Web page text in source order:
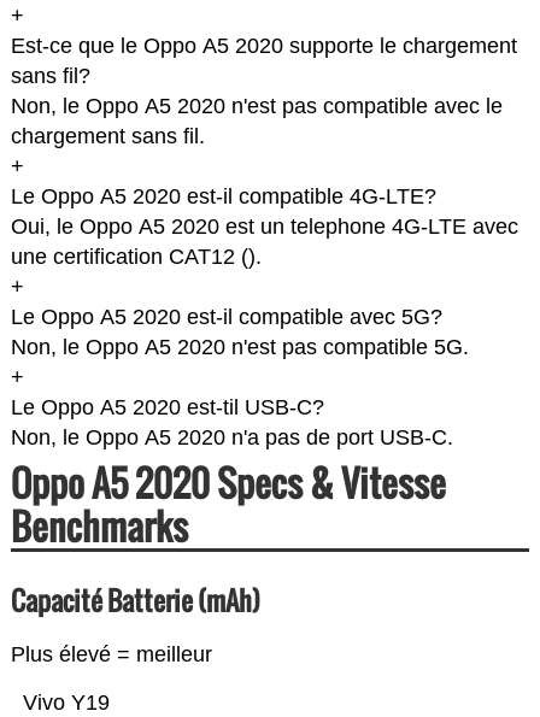
+
Est-ce que le Oppo A5 2020 supporte le chargement
sans fil?
Non, le Oppo A5 2020 n'est pas compatible avec le
chargement sans fil.
+
Le Oppo A5 2020 est-il compatible 4G-LTE?
Oui, le Oppo A5 2020 est un telephone 4G-LTE avec
une certification CAT12 ().
+
Le Oppo A5 2020 est-il compatible avec 5G?
Non, le Oppo A5 2020 n'est pas compatible 5G.
+
Le Oppo A5 2020 est-til USB-C?
Non, le Oppo A5 2020 n'a pas de port USB-C.
Oppo A5 2020 Specs & Vitesse
Benchmarks
Capacité Batterie (mAh)
Plus élevé = meilleur
Vivo Y19